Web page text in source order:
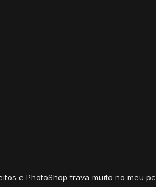
e PhotoShop trava muito no meu pc